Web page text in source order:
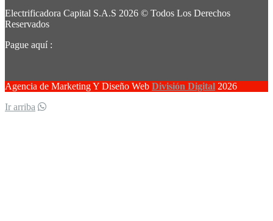
Electrificadora Capital S.A.S 2026 © Todos Los Derechos
Reservados
Pague aquí :
Agencia de Marketing Y Diseño Web División Digital 2026
Ir arriba